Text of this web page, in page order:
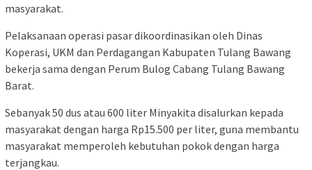
masyarakat.
Pelaksanaan operasi pasar dikoordinasikan oleh Dinas
Koperasi, UKM dan Perdagangan Kabupaten Tulang Bawang
bekerja sama dengan Perum Bulog Cabang Tulang Bawang
Barat.
Sebanyak 50 dus atau 600 liter Minyakita disalurkan kepada
masyarakat dengan harga Rp15.500 per liter, guna membantu
masyarakat memperoleh kebutuhan pokok dengan harga
terjangkau.